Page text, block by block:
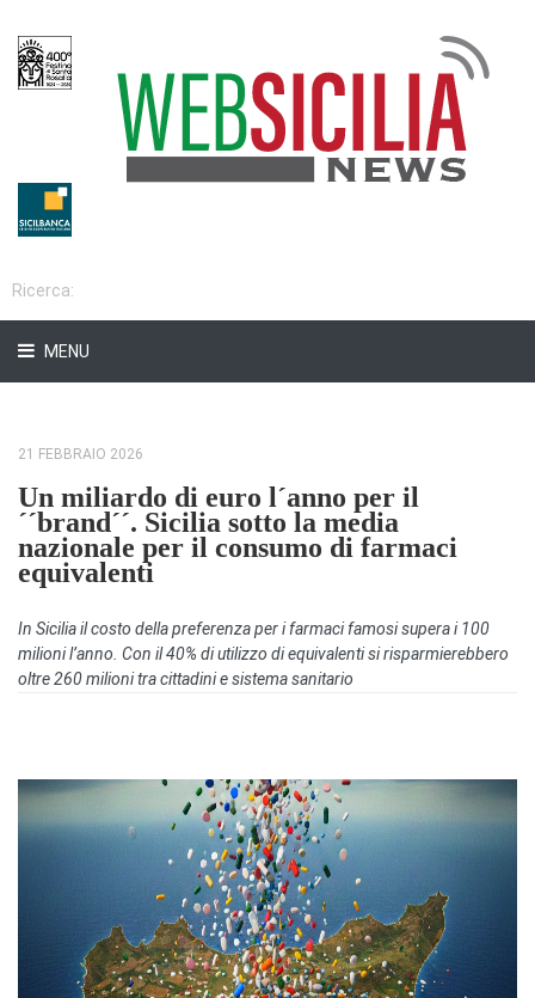
MENU
21 FEBBRAIO 2026
Un miliardo di euro l´anno per il
´´brand´´. Sicilia sotto la media
nazionale per il consumo di farmaci
equivalenti
In Sicilia il costo della preferenza per i farmaci famosi supera i 100
milioni l’anno. Con il 40% di utilizzo di equivalenti si risparmierebbero
oltre 260 milioni tra cittadini e sistema sanitario